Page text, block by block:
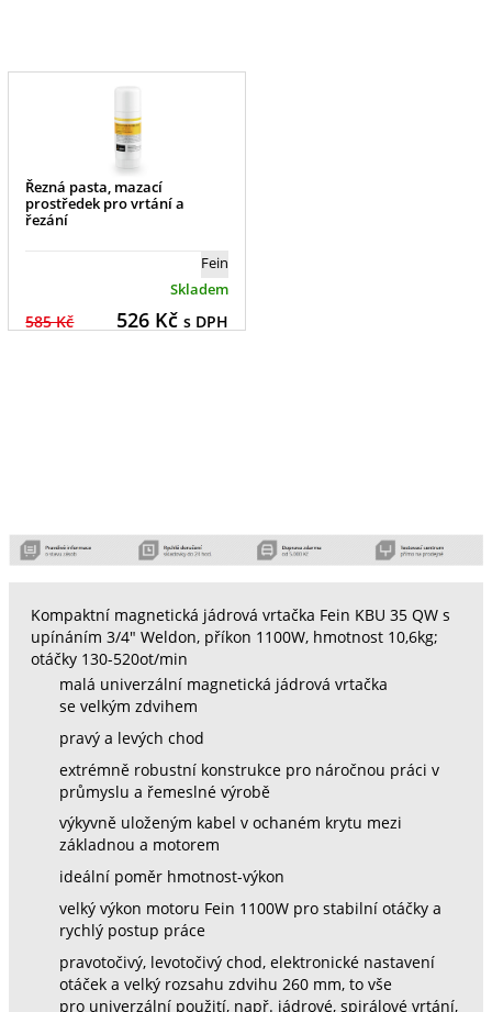
Řezná pasta, mazací
prostředek pro vrtání a
řezání
Fein
Skladem
585 Kč 526Kč s DPH
Kompaktní magnetická jádrová vrtačka Fein KBU 35 QW s
upínáním 3/4" Weldon, příkon 1100W, hmotnost 10,6kg;
otáčky 130-520ot/min
malá univerzální magnetická jádrová vrtačka
se velkým zdvihem
pravý a levých chod
extrémně robustní konstrukce pro náročnou práci v
průmyslu a řemeslné výrobě
výkyvně uloženým kabel v ochaném krytu mezi
základnou a motorem
ideální poměr hmotnost-výkon
velký výkon motoru Fein 1100W pro stabilní otáčky a
rychlý postup práce
pravotočivý, levotočivý chod, elektronické nastavení
otáček a velký rozsahu zdvihu 260 mm, to vše
pro univerzální použití, např. jádrové, spirálové vrtání,